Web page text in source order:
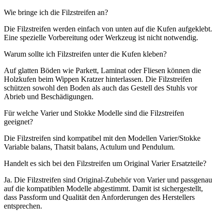
Wie bringe ich die Filzstreifen an?
Die Filzstreifen werden einfach von unten auf die Kufen aufgeklebt.
Eine spezielle Vorbereitung oder Werkzeug ist nicht notwendig.
Warum sollte ich Filzstreifen unter die Kufen kleben?
Auf glatten Böden wie Parkett, Laminat oder Fliesen können die
Holzkufen beim Wippen Kratzer hinterlassen. Die Filzstreifen
schützen sowohl den Boden als auch das Gestell des Stuhls vor
Abrieb und Beschädigungen.
Für welche Varier und Stokke Modelle sind die Filzstreifen
geeignet?
Die Filzstreifen sind kompatibel mit den Modellen Varier/Stokke
Variable balans, Thatsit balans, Actulum und Pendulum.
Handelt es sich bei den Filzstreifen um Original Varier Ersatzteile?
Ja. Die Filzstreifen sind Original-Zubehör von Varier und passgenau
auf die kompatiblen Modelle abgestimmt. Damit ist sichergestellt,
dass Passform und Qualität den Anforderungen des Herstellers
entsprechen.